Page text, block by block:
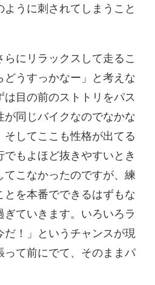
うに刺されてしまうこと
にリラックスして走るこ
どうすっかなー」と考えな
目の前のストトリをパス
が同じバイクなのでなかな
してここも性格が出てる
もよほど抜きやすいとき
てこなかったのですが、練
とを本番でできるはずもな
ぎていきます。いろいろラ
だ！」というチャンスが現
て前にでて、そのままパ